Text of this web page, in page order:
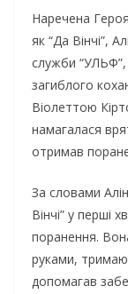
Наречена
як “Да Вінчі”,
служби
загиблого
Віолеттою
намагалася
отримав
За словами
Вінчі” у перші
поранення.
руками,
допомагав